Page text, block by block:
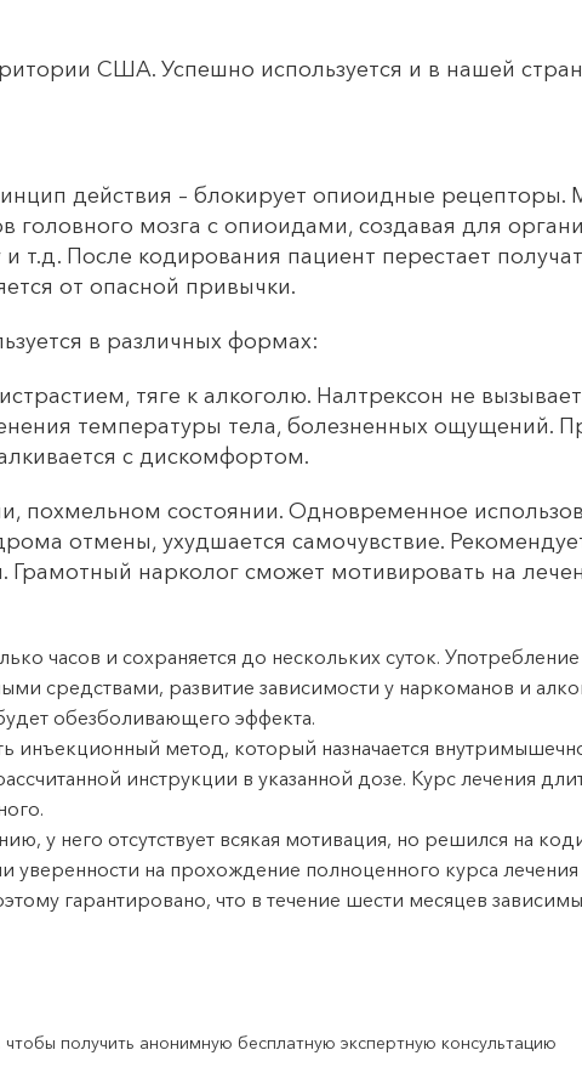
США. Успешно используется и в нашей
действия – блокирует опиоидные рецепторы.
головного мозга с опиоидами, создавая для
т.д. После кодирования пациент перестает
от опасной привычки.
в различных формах:
тяге к алкоголю. Налтрексон не
температуры тела, болезненных ощущений.
с дискомфортом.
похмельном состоянии. Одновременное
отмены, ухудшается самочувствие.
нарколог сможет мотивировать на
часов и сохраняется до нескольких суток.
средствами, развитие зависимости у наркоманов и
обезболивающего эффекта.
инъекционный метод, который назначается
инструкции в указанной дозе. Курс лечения
у него отсутствует всякая мотивация, но решился на
на прохождение полноценного курса
гарантировано, что в течение шести месяцев
чтобы получить анонимную бесплатную экспертную консультацию